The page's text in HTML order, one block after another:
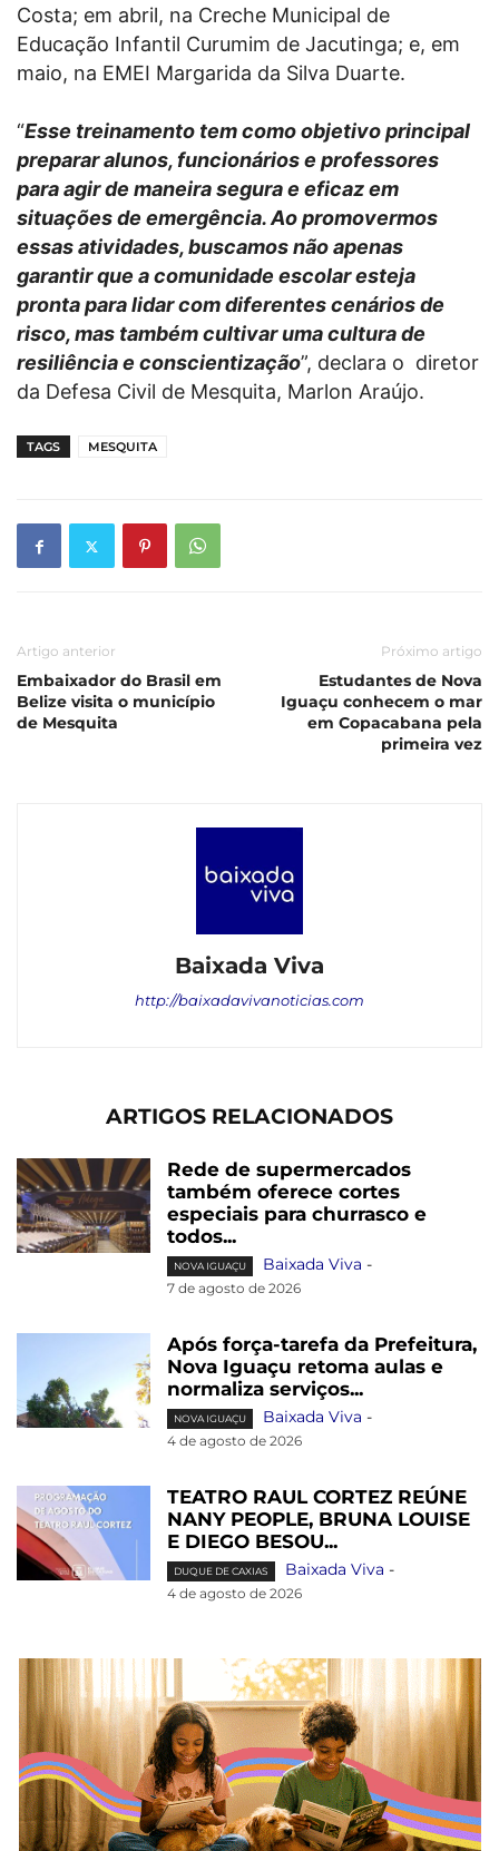
Costa; em abril, na Creche Municipal de
Educação Infantil Curumim de Jacutinga; e, em
maio, na EMEI Margarida da Silva Duarte.
“Esse treinamento tem como objetivo principal
preparar alunos, funcionários e professores
para agir de maneira segura e eficaz em
situações de emergência. Ao promovermos
essas atividades, buscamos não apenas
garantir que a comunidade escolar esteja
pronta para lidar com diferentes cenários de
risco, mas também cultivar uma cultura de
resiliência e conscientização”, declara o diretor
da Defesa Civil de Mesquita, Marlon Araújo.
TAGS MESQUITA
Artigo anterior
Embaixador do Brasil em
Belize visita o município
de Mesquita
Próximo artigo
Estudantes de Nova
Iguaçu conhecem o mar
em Copacabana pela
primeira vez
Baixada Viva
http://baixadavivanoticias.com
ARTIGOS RELACIONADOS
Rede de supermercados
também oferece cortes
especiais para churrasco e
todos...
NOVA IGUAÇU Baixada Viva -
7 de agosto de 2026
Após força-tarefa da Prefeitura,
Nova Iguaçu retoma aulas e
normaliza serviços...
NOVA IGUAÇU Baixada Viva -
4 de agosto de 2026
TEATRO RAUL CORTEZ REÚNE
NANY PEOPLE, BRUNA LOUISE
E DIEGO BESOU...
DUQUE DE CAXIAS Baixada Viva -
4 de agosto de 2026